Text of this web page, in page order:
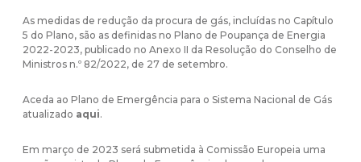
As medidas de redução da procura de gás, incluídas no Capítulo
5 do Plano, são as definidas no Plano de Poupança de Energia
2022-2023, publicado no Anexo II da Resolução do Conselho de
Ministros n.º 82/2022, de 27 de setembro.
Aceda ao Plano de Emergência para o Sistema Nacional de Gás
atualizado aqui.
Em março de 2023 será submetida à Comissão Europeia uma